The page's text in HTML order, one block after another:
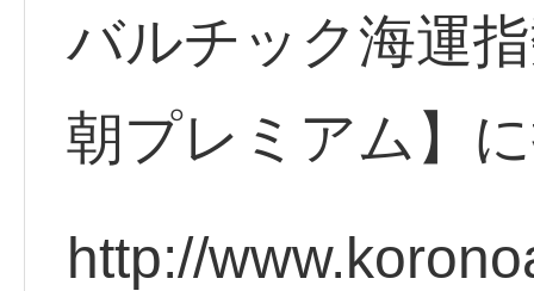
バルチック海運
朝プレミアム】
http://